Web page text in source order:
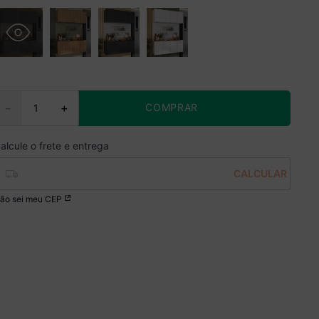
＋
－ COMPRAR
sei meu CEP